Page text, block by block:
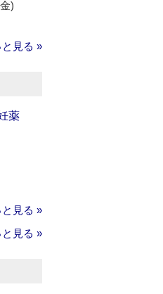
)
と見る »
薬
見る »
見る »